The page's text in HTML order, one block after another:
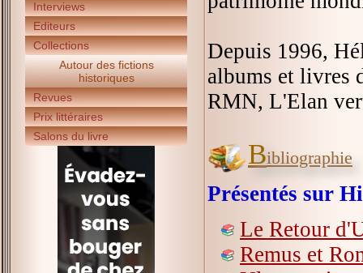
Interviews
Editeurs
Collections
Autour des fictions
historiques
Revues
Prix littéraires
Salons du livre
Depuis 1996,
albums et livres
RMN, L'Elan
Bibliographie
Présentés sur
Le Retour
Remus et